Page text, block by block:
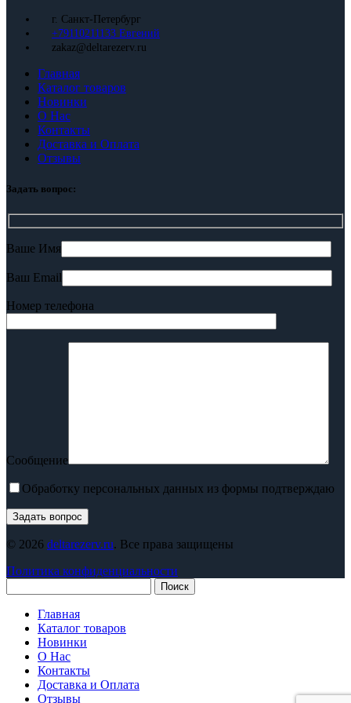
г. Санкт-Петербург
+79110211133 Евгений
zakaz@deltarezerv.ru
Главная
Каталог товаров
Новинки
О Нас
Контакты
Доставка и Оплата
Отзывы
Задать вопрос:
Ваше Имя
Ваш Email
Номер телефона
Сообщение
Обработку персональных данных из формы подтверждаю
© 2026 deltarezerv.ru. Все права защищены
Политика конфиденциальности
Поиск
Главная
Каталог товаров
Новинки
О Нас
Контакты
Доставка и Оплата
Отзывы